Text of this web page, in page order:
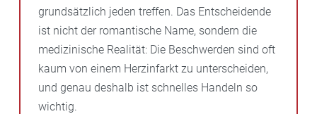
grundsätzlich jeden treffen. Das Entscheidende
ist nicht der romantische Name, sondern die
medizinische Realität: Die Beschwerden sind oft
kaum von einem Herzinfarkt zu unterscheiden,
und genau deshalb ist schnelles Handeln so
wichtig.